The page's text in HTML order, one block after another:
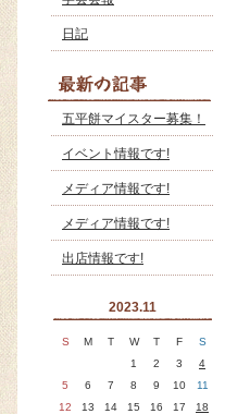
日記
五平餅マイスター募集！
イベント情報です!
メディア情報です!
メディア情報です!
出店情報です!
2023.11
S M T W T F
S
1
2 3
4
5
6 7 8 9 10
11
12
13 14 15 16 17
18